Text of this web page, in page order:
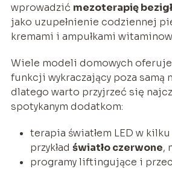
wprowadzić mezoterapię
jako uzupełnienie codziennej
kremami i ampułkami
Wiele modeli domowych
funkcji wykraczający poza samą
dlatego warto przyjrzeć się
spotykanym dodatkom:
terapia światłem LED w
przykład światło czerwone,
programy liftingujące i